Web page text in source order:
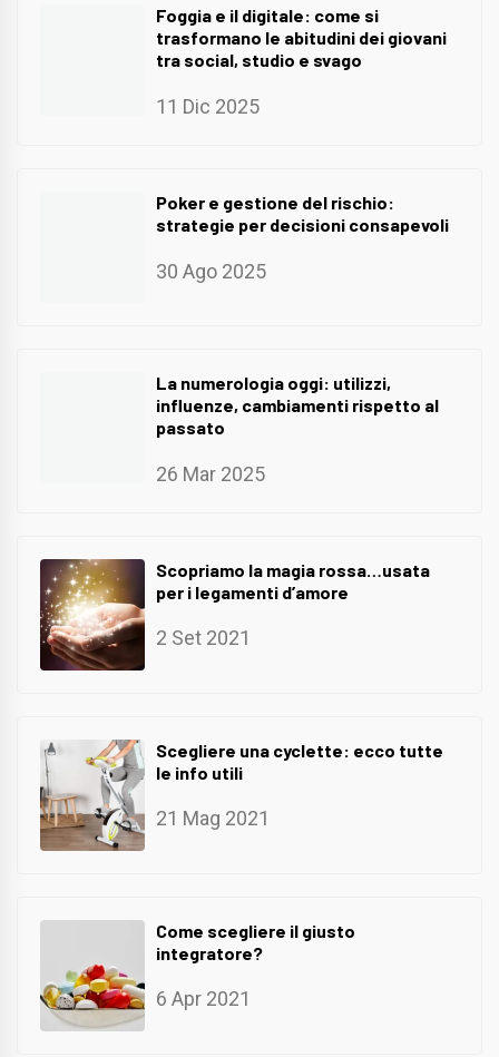
Foggia e il digitale: come si
trasformano le abitudini dei giovani
tra social, studio e svago
11 Dic 2025
Poker e gestione del rischio:
strategie per decisioni consapevoli
30 Ago 2025
La numerologia oggi: utilizzi,
influenze, cambiamenti rispetto al
passato
26 Mar 2025
Scopriamo la magia rossa…usata
per i legamenti d’amore
2 Set 2021
Scegliere una cyclette: ecco tutte
le info utili
21 Mag 2021
Come scegliere il giusto
integratore?
6 Apr 2021